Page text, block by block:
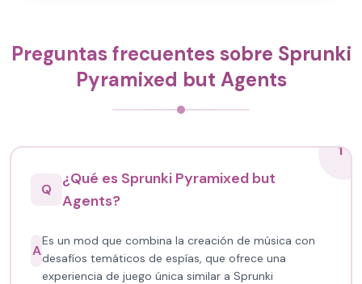
Preguntas frecuentes sobre Sprunki
Pyramixed but Agents
1
Q
¿Qué es Sprunki Pyramixed but
Agents?
A
Es un mod que combina la creación de música con
desafíos temáticos de espías, que ofrece una
experiencia de juego única similar a Sprunki